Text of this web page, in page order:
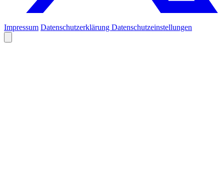
Impressum Datenschutzerklärung Datenschutzeinstellungen